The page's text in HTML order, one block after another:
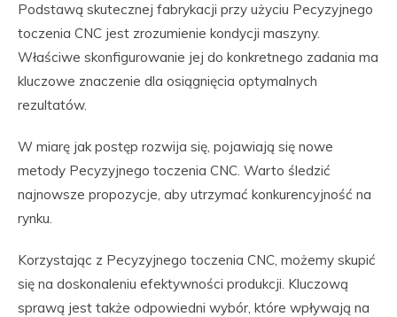
Podstawą skutecznej fabrykacji przy użyciu Pecyzyjnego
toczenia CNC jest zrozumienie kondycji maszyny.
Właściwe skonfigurowanie jej do konkretnego zadania ma
kluczowe znaczenie dla osiągnięcia optymalnych
rezultatów.
W miarę jak postęp rozwija się, pojawiają się nowe
metody Pecyzyjnego toczenia CNC. Warto śledzić
najnowsze propozycje, aby utrzymać konkurencyjność na
rynku.
Korzystając z Pecyzyjnego toczenia CNC, możemy skupić
się na doskonaleniu efektywności produkcji. Kluczową
sprawą jest także odpowiedni wybór, które wpływają na